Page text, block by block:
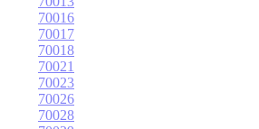
70016
70017
70018
70021
70023
70026
70028